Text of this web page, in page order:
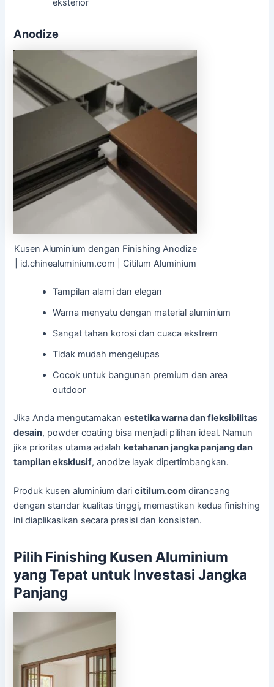
eksterior
Anodize
Kusen Aluminium dengan Finishing Anodize
| id.chinealuminium.com | Citilum Aluminium
Tampilan alami dan elegan
Warna menyatu dengan material aluminium
Sangat tahan korosi dan cuaca ekstrem
Tidak mudah mengelupas
Cocok untuk bangunan premium dan area
outdoor
Jika Anda mengutamakanestetika warna dan fleksibilitas
desain, powder coating bisa menjadi pilihan ideal. Namun
jika prioritas utama adalahketahanan jangka panjang dan
tampilan eksklusif, anodize layak dipertimbangkan.
Produk kusen aluminium daricitilum.com dirancang
dengan standar kualitas tinggi, memastikan kedua finishing
ini diaplikasikan secara presisi dan konsisten.
Pilih Finishing Kusen Aluminium
yang Tepat untuk Investasi Jangka
Panjang